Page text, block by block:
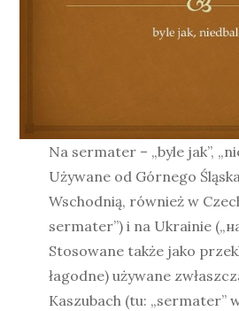
Na sermater – „byle jak”,
Używane od Górnego
Wschodnią, również w
sermater”) i na Ukrainie
Stosowane także jako
łagodne) używane
Kaszubach (tu: „sermater”